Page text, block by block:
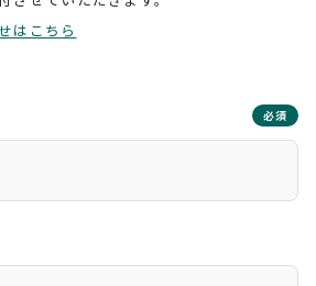
はこちら
必須